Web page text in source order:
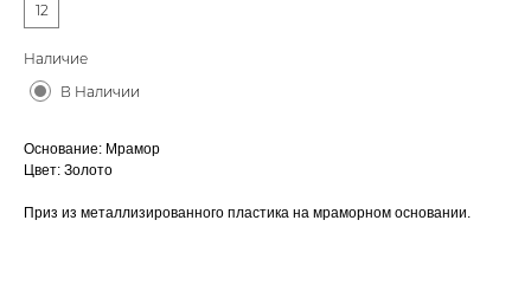
12
Наличие
В Наличии
Основание: Мрамор
Цвет: Золото
Приз из металлизированного пластика на мраморном основании.